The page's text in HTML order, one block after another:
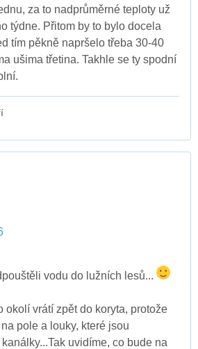
za to nadprůměrné teploty už
týdne. Přitom by to bylo docela
tím pěkně napršelo třeba 30-40
ušima třetina. Takhle se ty spodní
vodu do lužních lesů...
okolí vrátí zpět do koryta, protože
pole a louky, které jsou
uvidíme, co bude na